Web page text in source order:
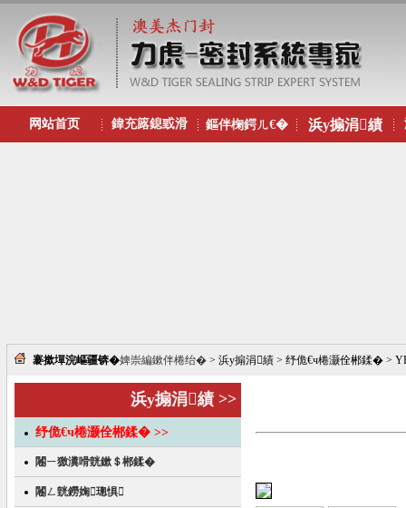
网站首页 鍏充簬鎴戜滑 鏂伴椈鍔ㄦ€� 浜у搧涓績
褰撳墠浣嶇疆锛�婢崇編鏉伴棬绐�> 浜у搧涓績 > 纾佹€ч棬灏佺郴鍒� >
浜у搧涓績 >>
纾佹€ч棬灏佺郴鍒� >>
闂ㄧ獥瀵嗗皝鏉＄郴鍒�
闂ㄥ皝鐒婅璁惧